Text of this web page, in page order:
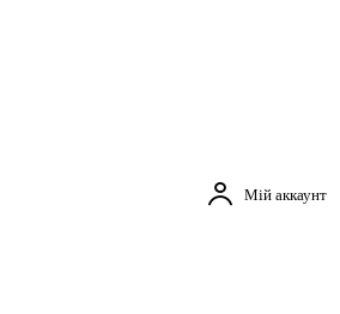
Мій аккаунт